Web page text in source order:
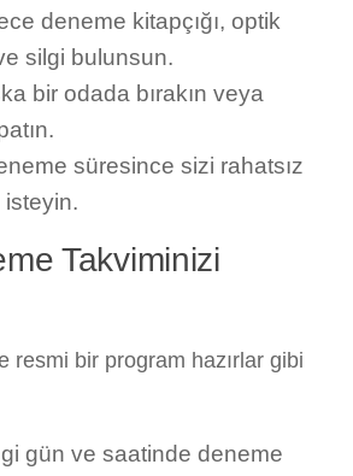
deneme kitapçığı, optik
silgi bulunsun.
bir odada bırakın veya
süresince sizi rahatsız
Takviminizi
resmi bir program hazırlar gibi
gün ve saatinde deneme